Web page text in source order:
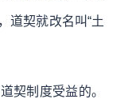
道契就改名叫“土
契制度受益的。